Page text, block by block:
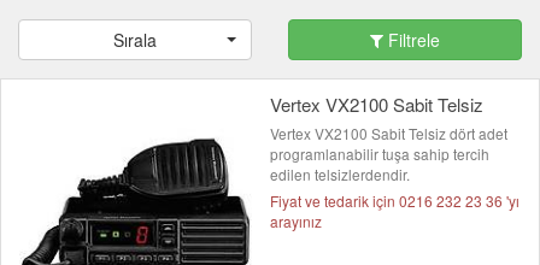
Sırala Filtrele
Vertex VX2100 Sabit Telsiz
Vertex VX2100 Sabit Telsiz dört adet
programlanabilir tuşa sahip tercih
edilen telsizlerdendir.
Fiyat ve tedarik için 0216 232 23 36 'yı
arayınız